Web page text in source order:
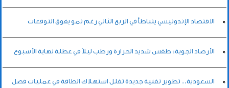
الاقتصاد الإندونيسي يتباطأ في الربع الثاني رغم نمو يفوق التوقعات
الأرصاد الجوية: طقس شديد الحرارة ورطب ليلاً في عطلة نهاية الأسبوع
السعودية.. تطوير تقنية جديدة تقلل استهلاك الطاقة في عمليات فصل